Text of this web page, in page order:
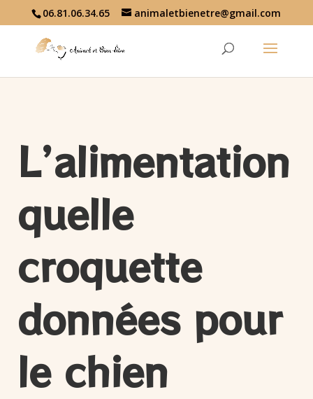
06.81.06.34.65 animaletbienetre@gmail.com
L’alimentation
quelle
croquette
données pour
le chien